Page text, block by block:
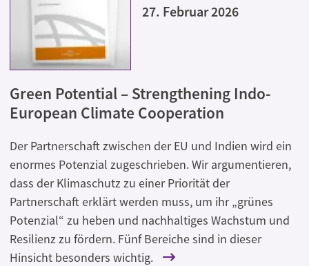
27. Februar 2026
Green Potential – Strengthening Indo-
European Climate Cooperation
Der Partnerschaft zwischen der EU und Indien wird ein
enormes Potenzial zugeschrieben. Wir argumentieren,
dass der Klimaschutz zu einer Priorität der
Partnerschaft erklärt werden muss, um ihr „grünes
Potenzial“ zu heben und nachhaltiges Wachstum und
Resilienz zu fördern. Fünf Bereiche sind in dieser
Hinsicht besonders wichtig.